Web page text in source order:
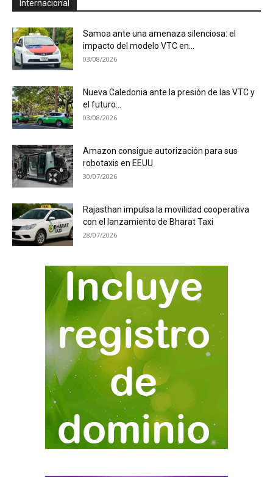
Internacional
Samoa ante una amenaza silenciosa: el
impacto del modelo VTC en...
03/08/2026
Nueva Caledonia ante la presión de las VTC y
el futuro...
03/08/2026
Amazon consigue autorización para sus
robotaxis en EEUU
30/07/2026
Rajasthan impulsa la movilidad cooperativa
con el lanzamiento de Bharat Taxi
28/07/2026